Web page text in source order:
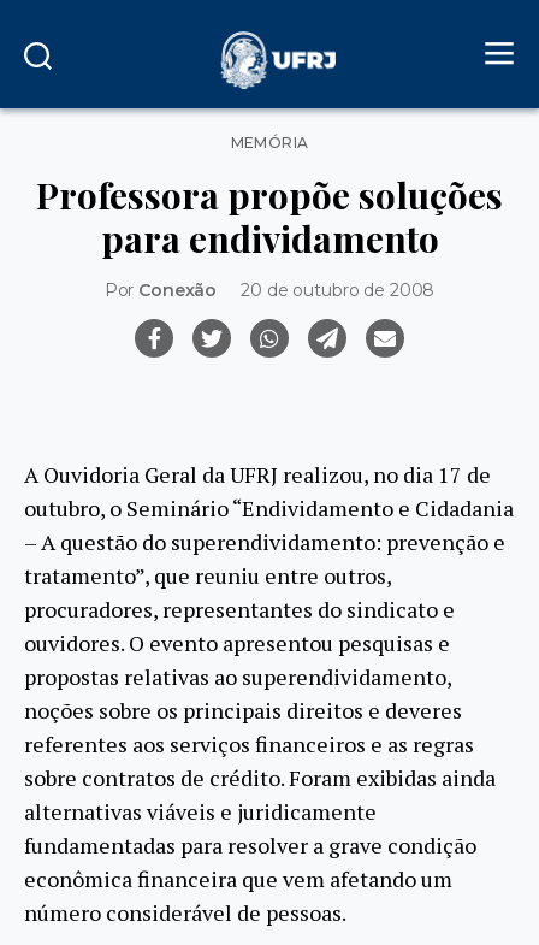
Categorias
MEMÓRIA
Professora propõe soluções
para endividamento
Por Conexão 20 de outubro de 2008
A Ouvidoria Geral da UFRJ realizou, no dia 17 de
outubro, o Seminário “Endividamento e Cidadania
– A questão do superendividamento: prevenção e
tratamento”, que reuniu entre outros,
procuradores, representantes do sindicato e
ouvidores. O evento apresentou pesquisas e
propostas relativas ao superendividamento,
noções sobre os principais direitos e deveres
referentes aos serviços financeiros e as regras
sobre contratos de crédito. Foram exibidas ainda
alternativas viáveis e juridicamente
fundamentadas para resolver a grave condição
econômica financeira que vem afetando um
número considerável de pessoas.